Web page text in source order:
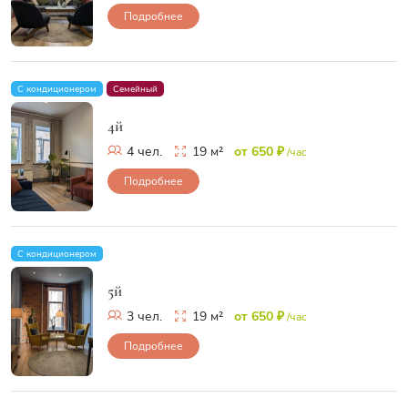
Подробнее
С кондиционером Семейный
4й
4 чел. 19 м² от 650 ₽/час
Подробнее
С кондиционером
5й
3 чел. 19 м² от 650 ₽/час
Подробнее